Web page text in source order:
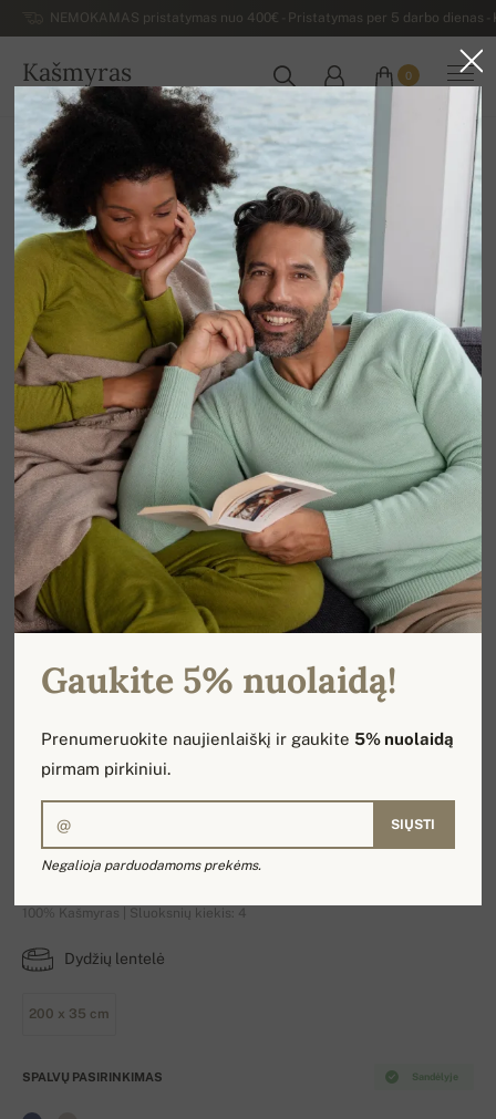
NEMOKAMAS pristatymas nuo 400€ - Pristatymas per 5 darbo dienas
Kašmyras
LIETUVA
0
Atgal Kašmyro šalikai ir skarelės
Orage
100% Kašmyras | Sluoksnių kiekis: 4
Dydžių lentelė
200 x 35 cm
Sandėlyje
SPALVŲ PASIRINKIMAS
Gaukite 5% nuolaidą!
Prenumeruokite naujienlaiškį ir gaukite5% nuolaidą
pirmam pirkiniui.
SIŲSTI
Negalioja parduodamoms prekėms.